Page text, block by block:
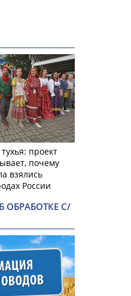
проект
почему
взялись
России
ОБРАБОТКЕ С/